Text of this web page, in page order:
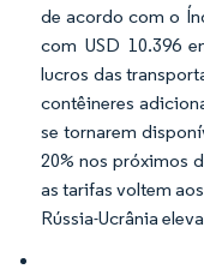
de acordo com o
com USD 10.396
lucros das
contêineres
se tornarem
20% nos próximos
as tarifas voltem
Rússia-Ucrânia